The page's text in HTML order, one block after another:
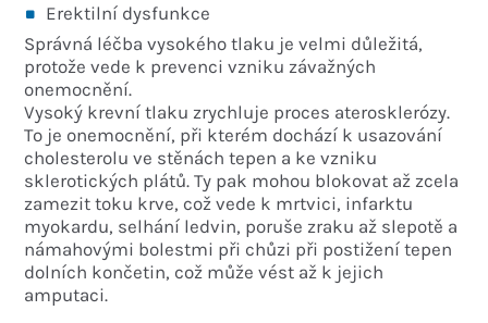
Erektilní dysfunkce
Správná léčba vysokého tlaku je velmi důležitá,
protože vede k prevenci vzniku závažných
onemocnění.
Vysoký krevní tlaku zrychluje proces aterosklerózy.
To je onemocnění, při kterém dochází k usazování
cholesterolu ve stěnách tepen a ke vzniku
sklerotických plátů. Ty pak mohou blokovat až zcela
zamezit toku krve, což vede k mrtvici, infarktu
myokardu, selhání ledvin, poruše zraku až slepotě a
námahovými bolestmi při chůzi při postižení tepen
dolních končetin, což může vést až k jejich
amputaci.